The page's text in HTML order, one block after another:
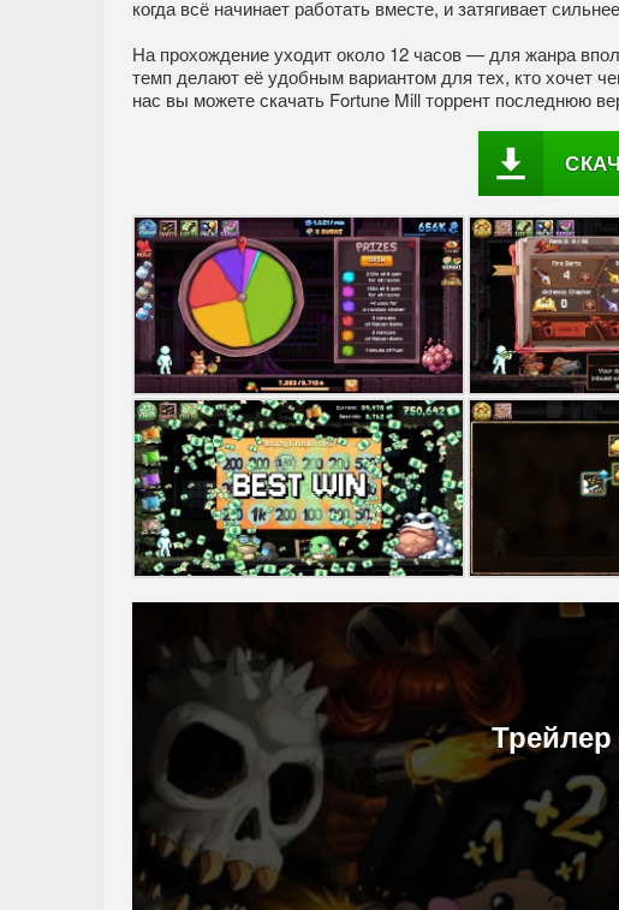
когда всё начинает работать вместе, и затягивает
На прохождение уходит около 12 часов — для жанра
темп делают её удобным вариантом для тех, кто хочет
нас вы можете скачать Fortune Mill торрент последнюю